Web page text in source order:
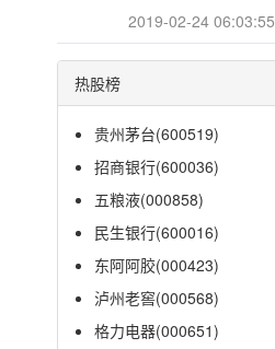
2019-02-24 06:03:55
热股榜
贵州茅台(600519)
招商银行(600036)
五粮液(000858)
民生银行(600016)
东阿阿胶(000423)
泸州老窖(000568)
格力电器(000651)